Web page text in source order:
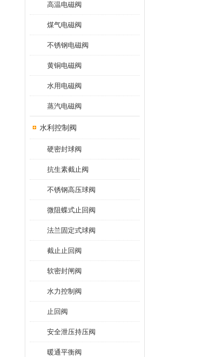
高温电磁阀
煤气电磁阀
不锈钢电磁阀
黄铜电磁阀
水用电磁阀
蒸汽电磁阀
水利控制阀
硬密封球阀
抗生素截止阀
不锈钢高压球阀
微阻蝶式止回阀
法兰固定式球阀
截止止回阀
软密封闸阀
水力控制阀
止回阀
安全泄压持压阀
暖通平衡阀